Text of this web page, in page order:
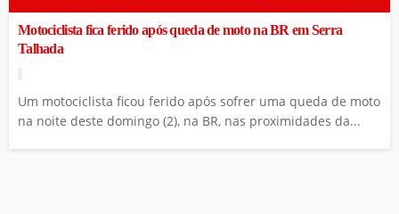
Motociclista fica ferido após queda de moto na BR em Serra
Talhada
Um motociclista ficou ferido após sofrer uma queda de moto
na noite deste domingo (2), na BR, nas proximidades da...